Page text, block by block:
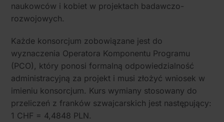
naukowców i kobiet w projektach badawczo-
rozwojowych.
Każde konsorcjum zobowiązane jest do
wyznaczenia Operatora Komponentu Programu
(PCO), który ponosi formalną odpowiedzialność
administracyjną za projekt i musi złożyć wniosek w
imieniu konsorcjum. Kurs wymiany stosowany do
przeliczeń z franków szwajcarskich jest następujący:
1 CHF = 4,4848 PLN.